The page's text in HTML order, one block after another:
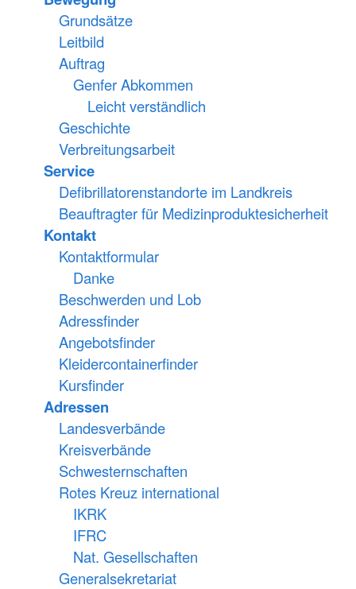
Grundsätze
Leitbild
Auftrag
Genfer Abkommen
Leicht verständlich
Geschichte
Verbreitungsarbeit
Service
Defibrillatorenstandorte im Landkreis
Beauftragter für Medizinproduktesicherheit
Kontakt
Kontaktformular
Danke
Beschwerden und Lob
Adressfinder
Angebotsfinder
Kleidercontainerfinder
Kursfinder
Adressen
Landesverbände
Kreisverbände
Schwesternschaften
Rotes Kreuz international
IKRK
IFRC
Nat. Gesellschaften
Generalsekretariat